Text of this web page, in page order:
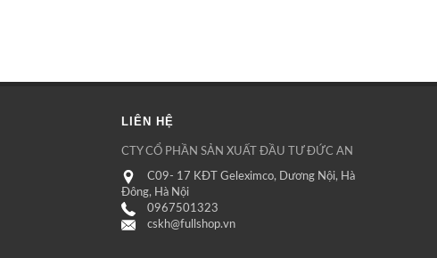
LIÊN HỆ
CTY CỔ PHẦN SẢN XUẤT ĐẦU TƯ ĐỨC AN
C09- 17 KĐT Geleximco, Dương Nội, Hà
Đông, Hà Nội
0967501323
cskh@fullshop.vn